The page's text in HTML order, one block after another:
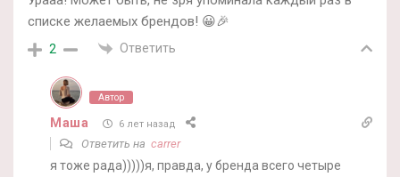
списке желаемых брендов! 😀🎉
2 Ответить
Автор
Маша 6 лет назад
Ответить на carrer
я тоже рада)))))я, правда, у бренда всего четыре